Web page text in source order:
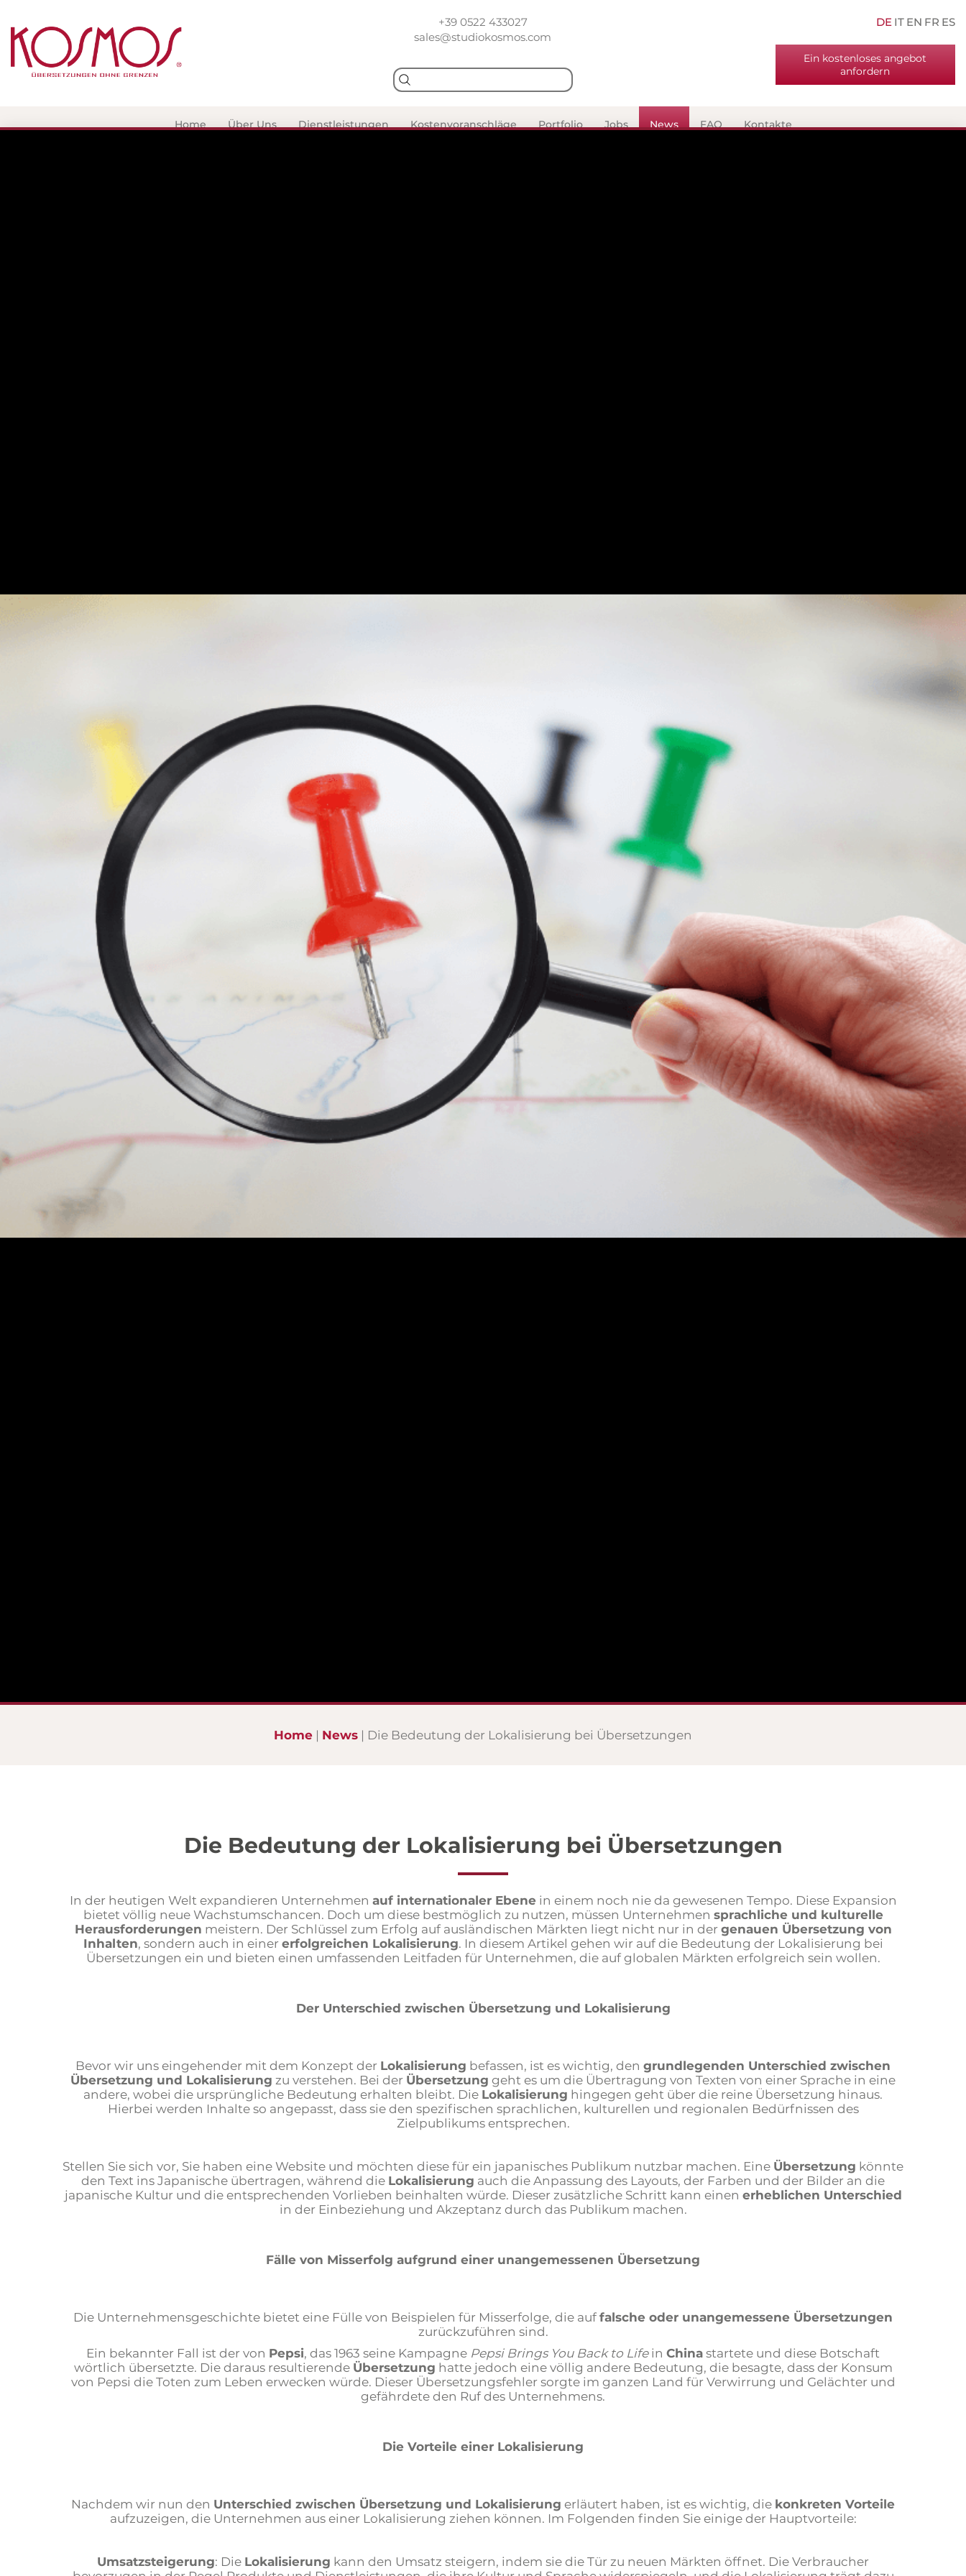
+39 0522 433027
sales@studiokosmos.com
DE IT EN FR ES
Ein kostenloses angebot
anfordern
Home Über Uns Dienstleistungen Kostenvoranschläge Portfolio Jobs News FAQ Kontakte
Home News Die Bedeutung der Lokalisierung bei Übersetzungen
Die Bedeutung der Lokalisierung bei Übersetzungen
In der heutigen Welt expandieren Unternehmen auf internationaler Ebene in einem noch nie da gewesenen Tempo. Diese Expansion
bietet völlig neue Wachstumschancen. Doch um diese bestmöglich zu nutzen, müssen Unternehmen sprachliche und kulturelle
Herausforderungen meistern. Der Schlüssel zum Erfolg auf ausländischen Märkten liegt nicht nur in der genauen Übersetzung von
Inhalten, sondern auch in einer erfolgreichen Lokalisierung. In diesem Artikel gehen wir auf die Bedeutung der Lokalisierung bei
Übersetzungen ein und bieten einen umfassenden Leitfaden für Unternehmen, die auf globalen Märkten erfolgreich sein wollen.
Der Unterschied zwischen Übersetzung und Lokalisierung
Bevor wir uns eingehender mit dem Konzept der Lokalisierung befassen, ist es wichtig, den grundlegenden Unterschied zwischen
Übersetzung und Lokalisierung zu verstehen. Bei der Übersetzung geht es um die Übertragung von Texten von einer Sprache in eine
andere, wobei die ursprüngliche Bedeutung erhalten bleibt. Die Lokalisierung hingegen geht über die reine Übersetzung hinaus.
Hierbei werden Inhalte so angepasst, dass sie den spezifischen sprachlichen, kulturellen und regionalen Bedürfnissen des
Zielpublikums entsprechen.
Stellen Sie sich vor, Sie haben eine Website und möchten diese für ein japanisches Publikum nutzbar machen. Eine Übersetzung könnte
den Text ins Japanische übertragen, während die Lokalisierung auch die Anpassung des Layouts, der Farben und der Bilder an die
japanische Kultur und die entsprechenden Vorlieben beinhalten würde. Dieser zusätzliche Schritt kann einen erheblichen Unterschied
in der Einbeziehung und Akzeptanz durch das Publikum machen.
Fälle von Misserfolg aufgrund einer unangemessenen Übersetzung
Die Unternehmensgeschichte bietet eine Fülle von Beispielen für Misserfolge, die auf falsche oder unangemessene Übersetzungen
zurückzuführen sind.
Ein bekannter Fall ist der von Pepsi, das 1963 seine Kampagne Pepsi Brings You Back to Lifein China startete und diese Botschaft
wörtlich übersetzte. Die daraus resultierende Übersetzung hatte jedoch eine völlig andere Bedeutung, die besagte, dass der Konsum
von Pepsi die Toten zum Leben erwecken würde. Dieser Übersetzungsfehler sorgte im ganzen Land für Verwirrung und Gelächter und
gefährdete den Ruf des Unternehmens.
Die Vorteile einer Lokalisierung
Nachdem wir nun den Unterschied zwischen Übersetzung und Lokalisierung erläutert haben, ist es wichtig, die konkreten Vorteile
aufzuzeigen, die Unternehmen aus einer Lokalisierung ziehen können. Im Folgenden finden Sie einige der Hauptvorteile:
Umsatzsteigerung: Die Lokalisierung kann den Umsatz steigern, indem sie die Tür zu neuen Märkten öffnet. Die Verbraucher